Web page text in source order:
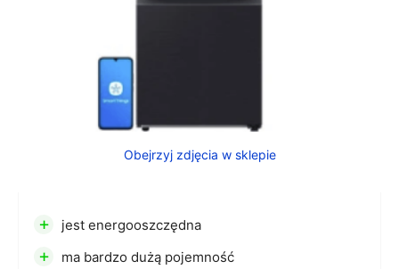
Obejrzyj zdjęcia w sklepie
+ jest energooszczędna
+ ma bardzo dużą pojemność